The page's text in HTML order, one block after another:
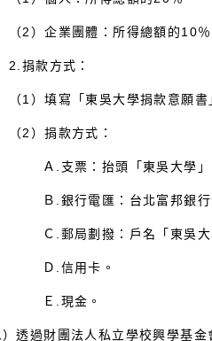
）企業團體：所得總額的10％
款方式：
）填寫「東吳大學捐款意願書」
）捐款方式：
支票：抬頭「東吳大學」，
行電匯：台北富邦銀行士
郵局劃撥：戶名「東吳大學
.信用卡。
.現金。
）透過財團法人私立學校興學基金